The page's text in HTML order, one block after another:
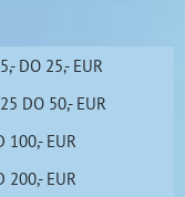
DO 25,- EUR
DO 50,- EUR
100,- EUR
200,- EUR